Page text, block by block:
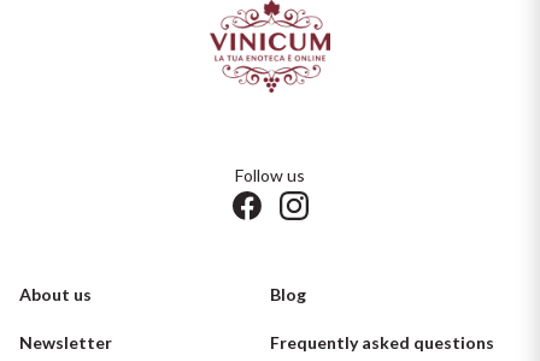
Follow us
About us Blog
Newsletter Frequently asked questions